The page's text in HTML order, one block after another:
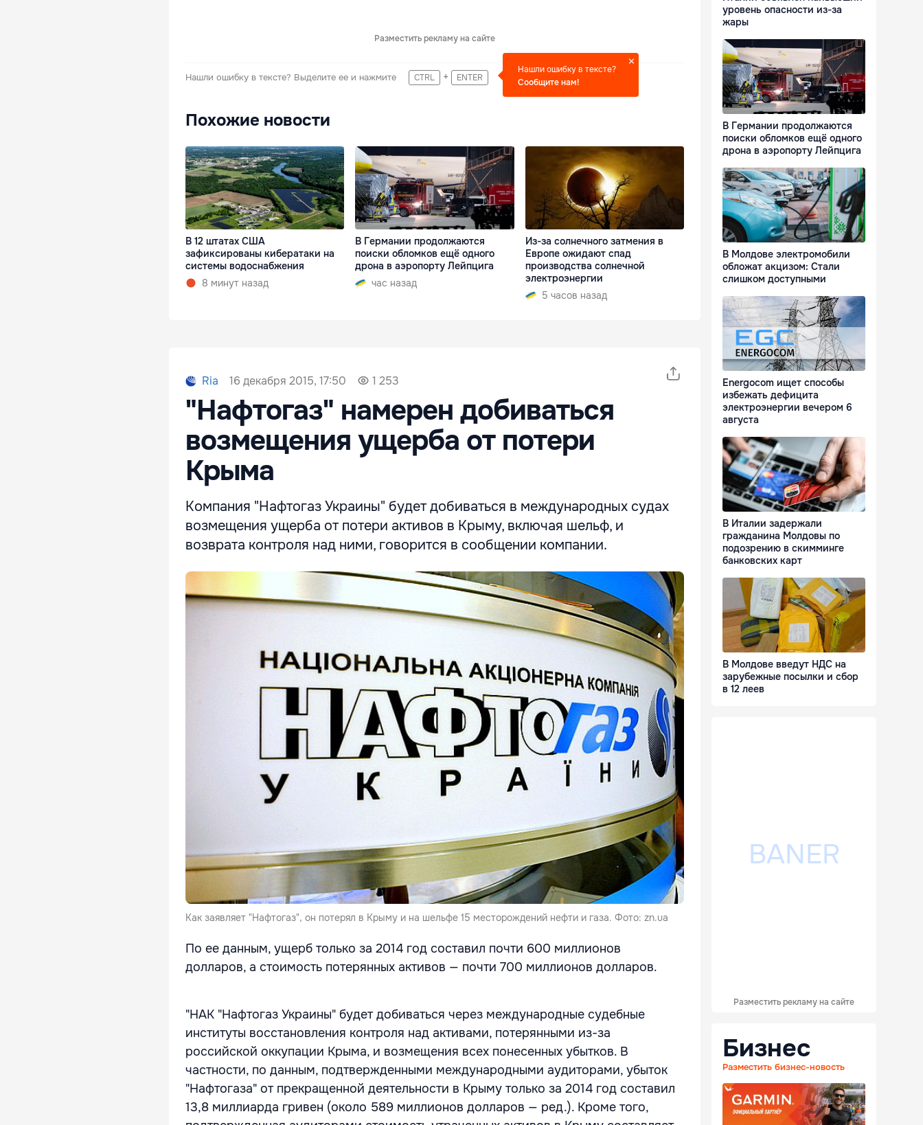
Разместить рекламу на сайте
Нашли ошибку в тексте? Выделите ее и нажмите CTRL + ENTER
Нашли ошибку в тексте?
Сообщите нам!
Похожие новости
В 12 штатах США
зафиксированы кибератаки на
системы водоснабжения
8 минут назад
В Германии продолжаются
поиски обломков ещё одного
дрона в аэропорту Лейпцига
час назад
Из-за солнечного затмения в
Европе ожидают спад
производства солнечной
электроэнергии
5 часов назад
Ria 16 декабря 2015, 17:50 1 253
"Нафтогаз" намерен добиваться
возмещения ущерба от потери
Крыма
Компания "Нафтогаз Украины" будет добиваться в международных судах
возмещения ущерба от потери активов в Крыму, включая шельф, и
возврата контроля над ними, говорится в сообщении компании.
Как заявляет "Нафтогаз", он потерял в Крыму и на шельфе 15 месторождений нефти и газа. Фото: zn.ua
По ее данным, ущерб только за 2014 год составил почти 600 миллионов
долларов, а стоимость потерянных активов — почти 700 миллионов долларов.
"НАК "Нафтогаз Украины" будет добиваться через международные судебные
институты восстановления контроля над активами, потерянными из-за
российской оккупации Крыма, и возмещения всех понесенных убытков. В
частности, по данным, подтвержденными международными аудиторами, убыток
"Нафтогаза" от прекращенной деятельности в Крыму только за 2014 год составил
13,8 миллиарда гривен (около 589 миллионов долларов — ред.). Кроме того,
уровень опасности из-за
жары
В Германии продолжаются
поиски обломков ещё одного
дрона в аэропорту Лейпцига
В Молдове электромобили
обложат акцизом: Стали
слишком доступными
Energocom ищет способы
избежать дефицита
электроэнергии вечером 6
августа
В Италии задержали
гражданина Молдовы по
подозрению в скимминге
банковских карт
В Молдове введут НДС на
зарубежные посылки и сбор
в 12 леев
Разместить рекламу на сайте
Бизнес
Разместить бизнес-новость